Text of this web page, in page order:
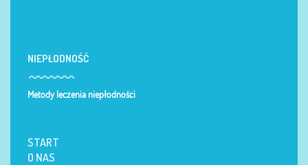
NIEPŁODNOŚĆ
Metody leczenia niepłodności
START
O NAS